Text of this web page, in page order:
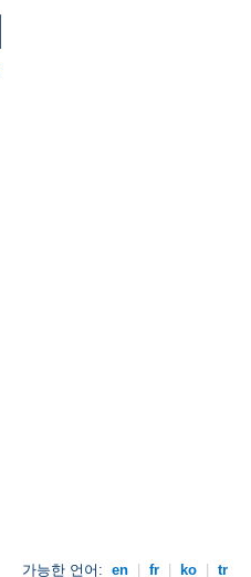
가능한 언어: en fr ko tr